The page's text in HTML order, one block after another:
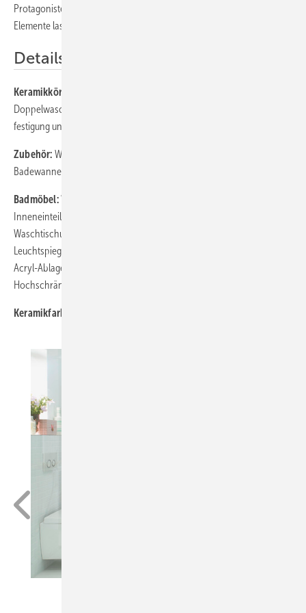
Protagonisten von Eqio sind die Hoch- und Halbhochschränke. Alle
Elemente lassen sich frei miteinander kombinieren.
Details
Keramikkörper:
Doppelwaschtisch 123 cm, Wand-WC und Bidet inkl. versteckter Be-
festigung und Tiefspüler
Zubehör: WC-Sitz mit Absenkautomatik Soft-Close, abnehmbar;
Badewannen aus Mineralguss
Badmöbel:Waschtischunterschränke mit Auszügen inkl.
Inneneinteilung, wahlweise mit LED-
Waschtischunterschrankbeleuchtung, Spiegelschränke und
Leuchtspiegel mit LED-Beleuchtung, Leuchtspiegel wahlweise mit
Acryl-Ablage und Vergrößerungsspiegel, halbhoher Schrank,
Hochschränke, Regal
Keramikfarbe